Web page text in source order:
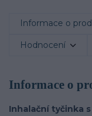
Informace o
Hodnocení
Informace o
Inhalační tyčinka